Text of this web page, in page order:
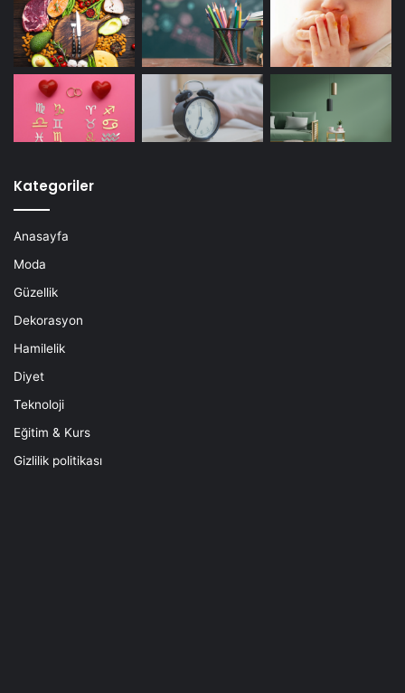
Kategoriler
Anasayfa
Moda
Güzellik
Dekorasyon
Hamilelik
Diyet
Teknoloji
Eğitim & Kurs
Gizlilik politikası